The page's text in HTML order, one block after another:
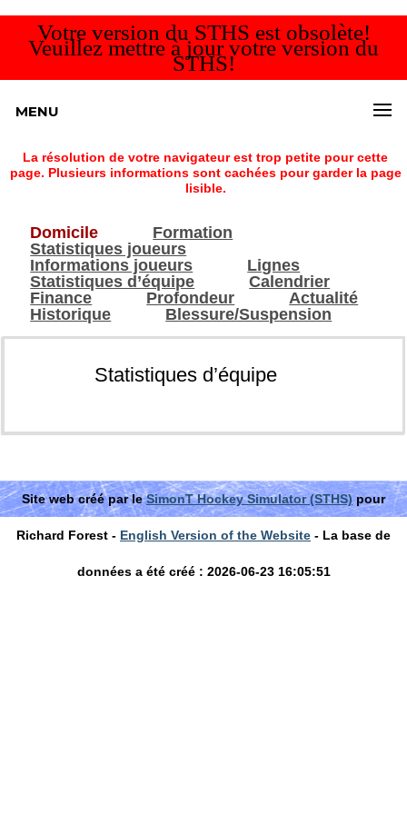
Votre version du STHS est obsolète!
Veuillez mettre à jour votre version du
STHS!
MENU
La résolution de votre navigateur est trop petite pour cette
page. Plusieurs informations sont cachées pour garder la page
lisible.
Domicile
Formation
Statistiques joueurs
Informations joueurs
Lignes
Statistiques d’équipe
Calendrier
Finance
Profondeur
Actualité
Historique
Blessure/Suspension
Statistiques d’équipe
Site web créé par leSimonT Hockey Simulator (STHS)pour
Richard Forest - English Version of the Website - La base de
données a été créé : 2026-06-23 16:05:51